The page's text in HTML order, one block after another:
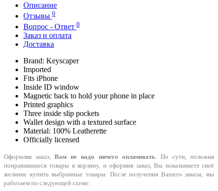
Описание
Отзывы 0
Вопрос - Ответ 0
Заказ и оплата
Доставка
Brand: Keyscaper
Imported
Fits iPhone
Inside ID window
Magnetic back to hold your phone in place
Printed graphics
Three inside slip pockets
Wallet design with a textured surface
Material: 100% Leatherette
Officially licensed
Оформляя заказ,Вам не надо ничего оплачивать. По сути, положив
понравившиеся товары в корзину, и оформив заказ, Вы показываете своё
желание купить выбранные товары. После получения Вашего заказа, мы
работаем по следующей схеме: